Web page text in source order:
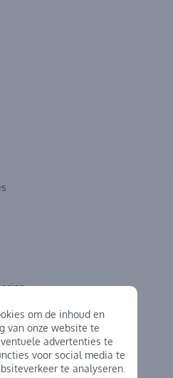
om de inhoud en
van onze website te
advertenties te
voor social media te
te analyseren.